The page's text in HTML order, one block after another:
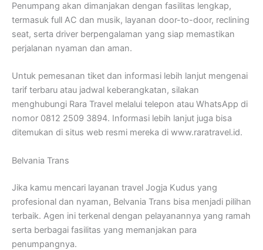
Penumpang akan dimanjakan dengan fasilitas lengkap,
termasuk full AC dan musik, layanan door-to-door, reclining
seat, serta driver berpengalaman yang siap memastikan
perjalanan nyaman dan aman.
Untuk pemesanan tiket dan informasi lebih lanjut mengenai
tarif terbaru atau jadwal keberangkatan, silakan
menghubungi Rara Travel melalui telepon atau WhatsApp di
nomor 0812 2509 3894. Informasi lebih lanjut juga bisa
ditemukan di situs web resmi mereka di www.raratravel.id.
Belvania Trans
Jika kamu mencari layanan travel Jogja Kudus yang
profesional dan nyaman, Belvania Trans bisa menjadi pilihan
terbaik. Agen ini terkenal dengan pelayanannya yang ramah
serta berbagai fasilitas yang memanjakan para
penumpangnya.